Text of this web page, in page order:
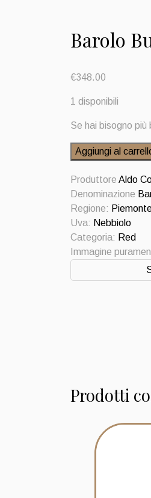
Barolo
€348.00
1 disponibili
Se hai bisogno
Barolo
Bussia
Romirasco
2004
Aldo
Conterno
quantità
Aggiungi al
Produttore Aldo
Denominazione
Regione:
Uva: Nebbiolo
Categoria: Red
Immagine
Prodotti